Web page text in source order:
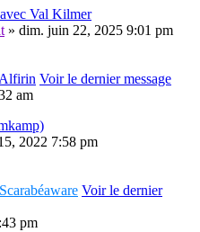
Val Kilmer
» dim. juin 22, 2025 9:01 pm
Voir le dernier message
am
2022 7:58 pm
Scarabéaware Voir le dernier
pm